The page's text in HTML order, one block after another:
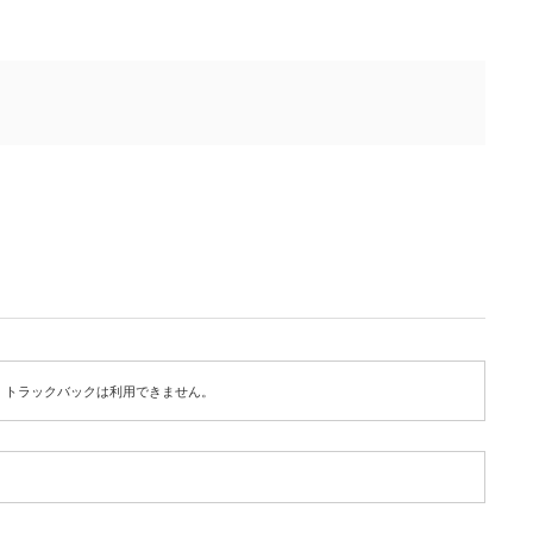
トラックバックは利用できません。